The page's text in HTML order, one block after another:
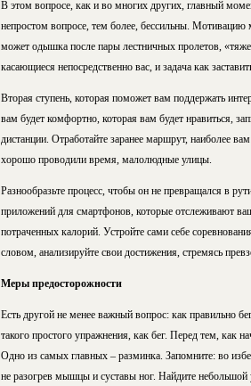
В этом вопросе, как и во многих других, главный
непростом вопросе, тем более, бессильны. Мотивацию
может одышка после пары лестничных пролетов,
касающиеся непосредственно вас, и задача как
Вторая ступень, которая поможет вам поддержать
вам будет комфортно, которая вам будет нравиться,
дистанции. Отработайте заранее маршрут, наиболее
хорошо проводили время, малолюдные улицы.
Разнообразьте процесс, чтобы он не превращался в
приложений для смартфонов, которые отслеживают
потраченных калорий. Устройте сами себе
словом, анализируйте свои достижения, стремясь
Меры предосторожности
Есть другой не менее важный вопрос: как правильно
такого простого упражнения, как бег. Перед тем, как
Одно из самых главных – разминка. Запомните: во
не разогрев мышцы и суставы ног. Найдите